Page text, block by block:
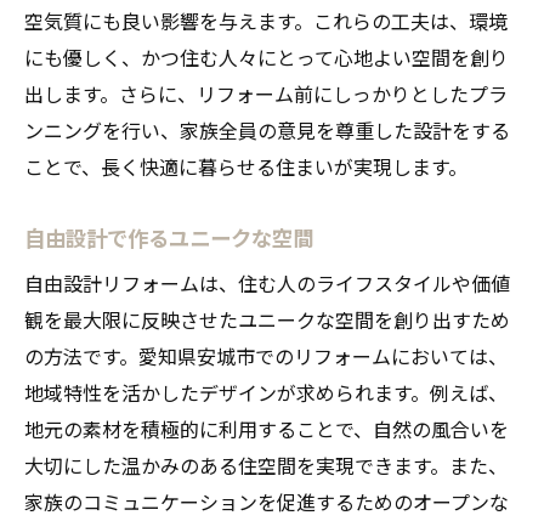
空気質にも良い影響を与えます。これらの工夫は、環境
にも優しく、かつ住む人々にとって心地よい空間を創り
出します。さらに、リフォーム前にしっかりとしたプラ
ンニングを行い、家族全員の意見を尊重した設計をする
ことで、長く快適に暮らせる住まいが実現します。
自由設計で作るユニークな空間
自由設計リフォームは、住む人のライフスタイルや価値
観を最大限に反映させたユニークな空間を創り出すため
の方法です。愛知県安城市でのリフォームにおいては、
地域特性を活かしたデザインが求められます。例えば、
地元の素材を積極的に利用することで、自然の風合いを
大切にした温かみのある住空間を実現できます。また、
家族のコミュニケーションを促進するためのオープンな